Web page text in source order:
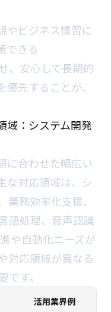
やビジネス慣習に
できる
、安心して長期的
先することが、
域：システム開発
に合わせた幅広い
な対応領域は、シ
務効率化支援、
語処理、音声認識
や自動化ニーズが
対応領域が異なる
す。
活用業界例